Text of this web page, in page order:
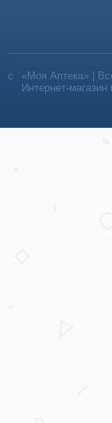
«Моя Аптека» |
Интернет-